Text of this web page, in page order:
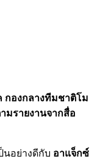
กองกลางทีมชาติโม
มรายงานจากสื่อ
นอย่างดีกับ อาแจ็กซ์